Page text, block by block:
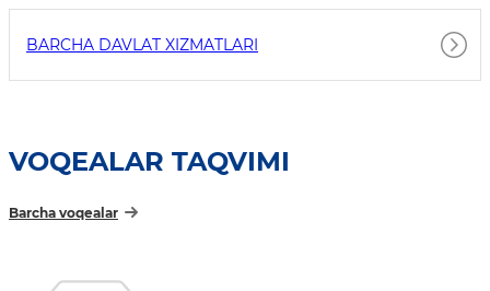
BARCHA DAVLAT XIZMATLARI
VOQEALAR TAQVIMI
Barcha voqealar